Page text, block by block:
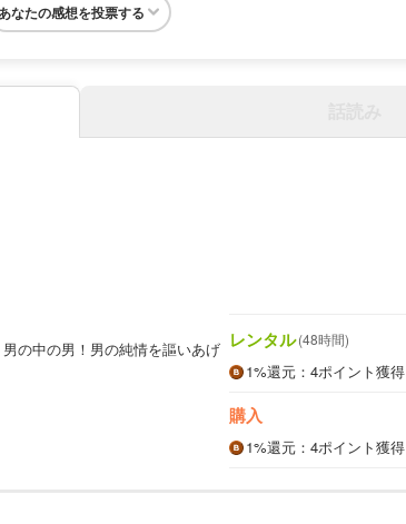
なたの感想を投票する
の中の男！男の純情を謳いあげ レンタル(48時間)
1%還元 ：4ポイント獲得
購入
1%還元 ：4ポイント獲得